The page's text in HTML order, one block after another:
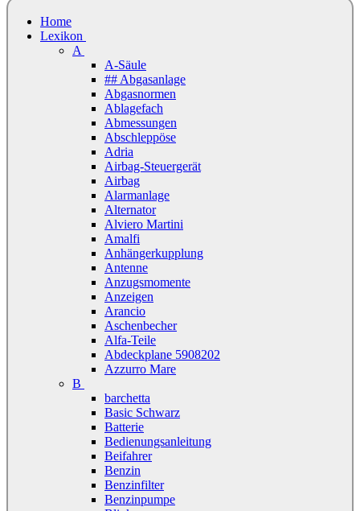
Home
Lexikon
A
A-Säule
## Abgasanlage
Abgasnormen
Ablagefach
Abmessungen
Abschleppöse
Adria
Airbag-Steuergerät
Airbag
Alarmanlage
Alternator
Alviero Martini
Amalfi
Anhängerkupplung
Antenne
Anzugsmomente
Anzeigen
Arancio
Aschenbecher
Alfa-Teile
Abdeckplane 5908202
Azzurro Mare
B
barchetta
Basic Schwarz
Batterie
Bedienungsanleitung
Beifahrer
Benzin
Benzinfilter
Benzinpumpe